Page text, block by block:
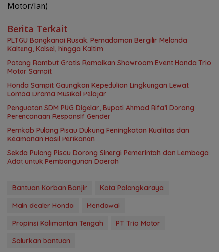
Motor/Ian)
Berita Terkait
PLTGU Bangkanai Rusak, Pemadaman Bergilir Melanda
Kalteng, Kalsel, hingga Kaltim
Potong Rambut Gratis Ramaikan Showroom Event Honda Trio
Motor Sampit
Honda Sampit Gaungkan Kepedulian Lingkungan Lewat
Lomba Drama Musikal Pelajar
Penguatan SDM PUG Digelar, Bupati Ahmad Rifa’i Dorong
Perencanaan Responsif Gender
Pemkab Pulang Pisau Dukung Peningkatan Kualitas dan
Keamanan Hasil Perikanan
Sekda Pulang Pisau Dorong Sinergi Pemerintah dan Lembaga
Adat untuk Pembangunan Daerah
Bantuan Korban Banjir
Kota Palangkaraya
Main dealer Honda
Mendawai
Propinsi Kalimantan Tengah
PT Trio Motor
Salurkan bantuan